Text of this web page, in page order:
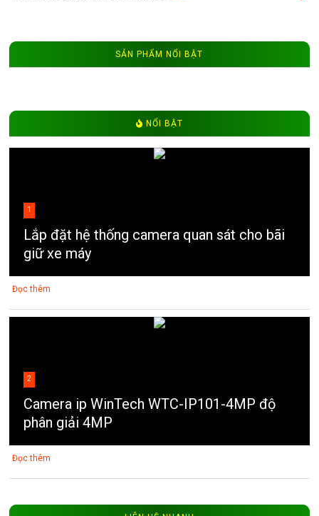
SẢN PHẨM NỔI BẬT
NỔI BẬT
1
Lắp đặt hệ thống camera quan sát cho bãi
giữ xe máy
Đọc thêm
2
Camera ip WinTech WTC-IP101-4MP độ
phân giải 4MP
Đọc thêm